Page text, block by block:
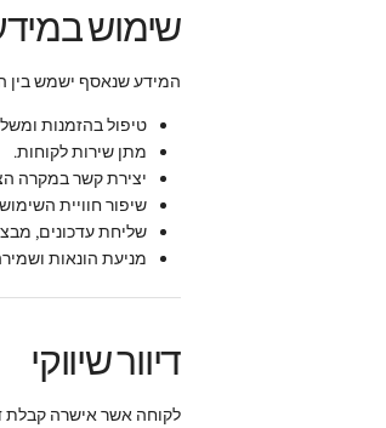
שימוש
המידע שנאסף ישמש בין
טיפול בהזמנות
מתן שירות לקוחות.
יצירת קשר במקרה
שיפור חוויית
שליחת עדכונים,
מניעת הונאות
דיוור שיווקי